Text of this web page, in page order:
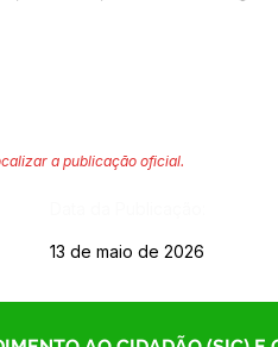
a publicação oficial.
13 de maio de 2026